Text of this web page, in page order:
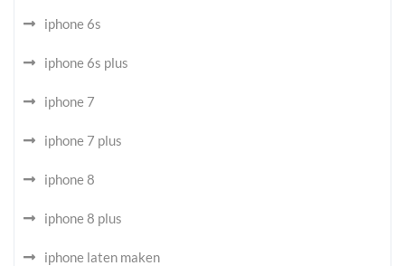
iphone 6s
iphone 6s plus
iphone 7
iphone 7 plus
iphone 8
iphone 8 plus
iphone laten maken